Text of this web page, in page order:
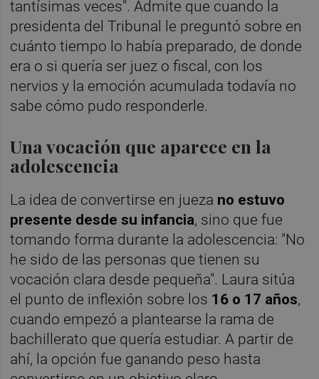
tantísimas veces". Admite que cuando la
presidenta del Tribunal le preguntó sobre en
cuánto tiempo lo había preparado, de donde
era o si quería ser juez o fiscal, con los
nervios y la emoción acumulada todavía no
sabe cómo pudo responderle.
Una vocación que aparece en la
adolescencia
La idea de convertirse en jueza no estuvo
presente desde su infancia, sino que fue
tomando forma durante la adolescencia: "No
he sido de las personas que tienen su
vocación clara desde pequeña". Laura sitúa
el punto de inflexión sobre los 16 o 17 años,
cuando empezó a plantearse la rama de
bachillerato que quería estudiar. A partir de
ahí, la opción fue ganando peso hasta